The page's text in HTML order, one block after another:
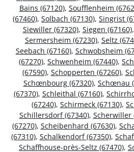
Bains (67120), Soufflenheim
(67460), Solbach (67130), Singrist
Siewiller (67320), Siegen (67160),
Sermersheim (67230), Seltz
Seebach (67160), Schwobsheim
(67270), Schwenheim (67440),
(67590), Schopperten (67260),
Schœnbourg (67320), Schœnau
(67370), Schleithal (67160),
(67240), Schirmeck (67130),
Schillersdorf (67340), Scherwiller
(67270), Scheibenhard (67630),
(67310), Schalkendorf (67350),
Schaffhouse-près-Seltz (67470),